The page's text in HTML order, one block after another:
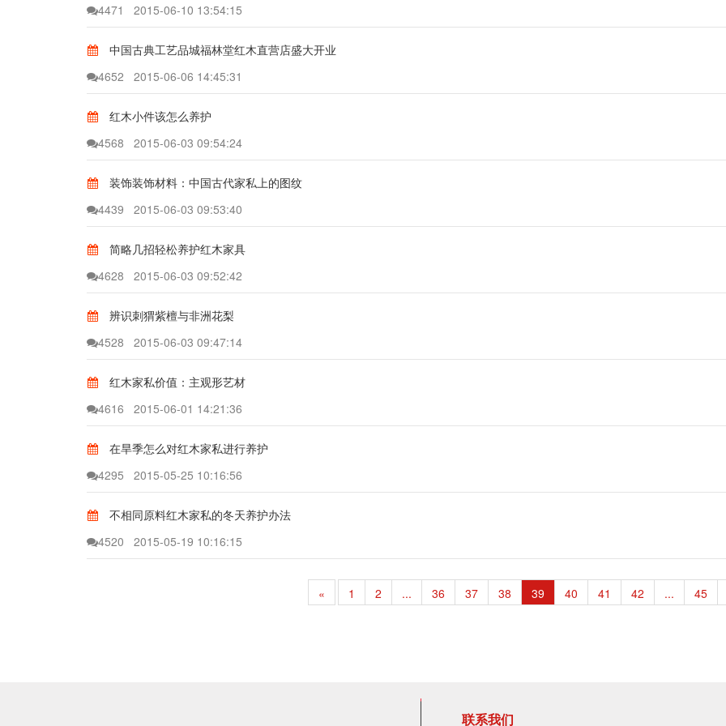
4471 2015-06-10 13:54:15
中国古典工艺品城福林堂红木直营店盛大开业
4652
2015-06-06 14:45:31
红木小件该怎么养护
4568
2015-06-03 09:54:24
装饰装饰材料：中国古代家私上的图纹
4439
2015-06-03 09:53:40
简略几招轻松养护红木家具
4628
2015-06-03 09:52:42
辨识刺猬紫檀与非洲花梨
4528
2015-06-03 09:47:14
红木家私价值：主观形艺材
4616
2015-06-01 14:21:36
在旱季怎么对红木家私进行养护
4295
2015-05-25 10:16:56
不相同原料红木家私的冬天养护办法
4520
2015-05-19 10:16:15
« 1 2 ... 36 37 38 39 40 41 42 ... 45
联系我们